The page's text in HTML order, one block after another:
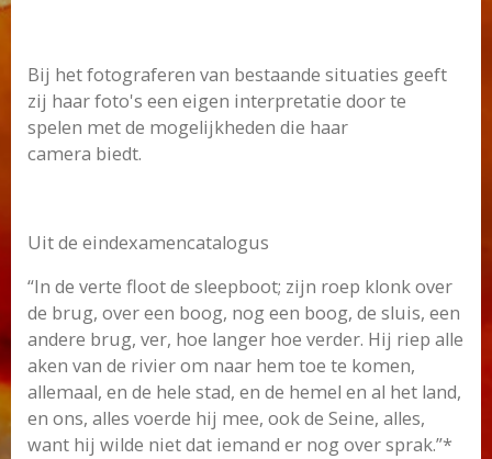
Bij het fotograferen van bestaande situaties geeft
zij haar foto's een eigen interpretatie door te
spelen met de mogelijkheden die haar
camera biedt.
Uit de eindexamencatalogus
“In de verte floot de sleepboot; zijn roep klonk over
de brug, over een boog, nog een boog, de sluis, een
andere brug, ver, hoe langer hoe verder. Hij riep alle
aken van de rivier om naar hem toe te komen,
allemaal, en de hele stad, en de hemel en al het land,
en ons, alles voerde hij mee, ook de Seine, alles,
want hij wilde niet dat iemand er nog over sprak.”*